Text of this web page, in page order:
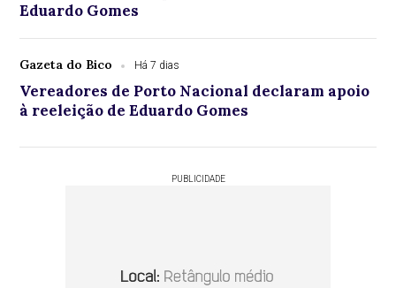
Eduardo Gomes
Gazeta do Bico Há 7 dias
Vereadores de Porto Nacional declaram apoio
à reeleição de Eduardo Gomes
PUBLICIDADE